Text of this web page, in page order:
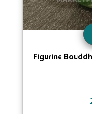
Figurine